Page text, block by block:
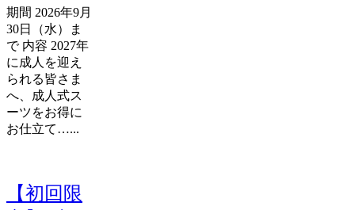
期間 2026年9月
30日（水）ま
で 内容 2027年
に成人を迎え
られる皆さま
へ、成人式ス
ーツをお得に
お仕立て…...
【初回限